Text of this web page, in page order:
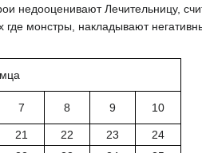
недооценивают Лечительницу,
монстры, накладывают
7 8 9 10
21 22 23
24